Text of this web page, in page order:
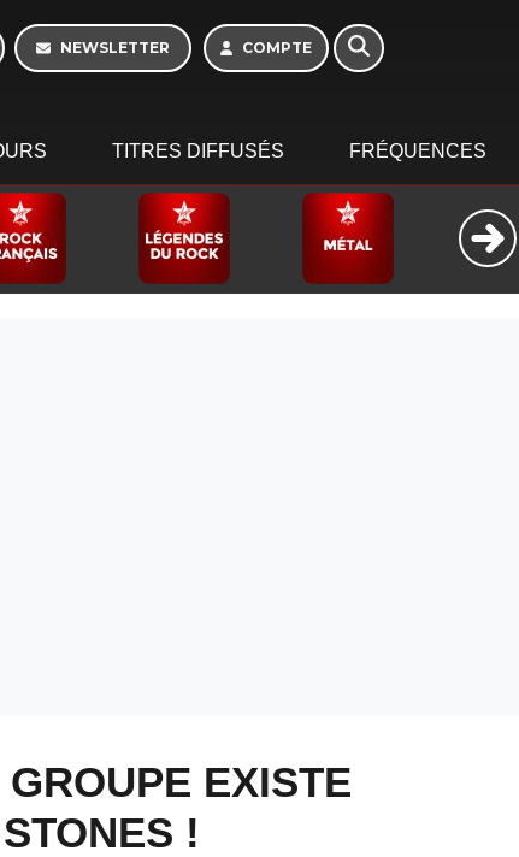
NEWSLETTER COMPTE
TITRES DIFFUSÉS FRÉQUENCES
EXISTE
!
Morning - 6h à 10h